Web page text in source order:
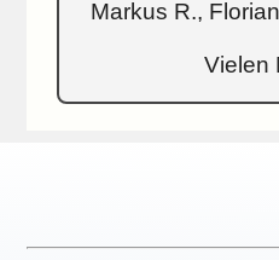
Markus R.,
Vielen